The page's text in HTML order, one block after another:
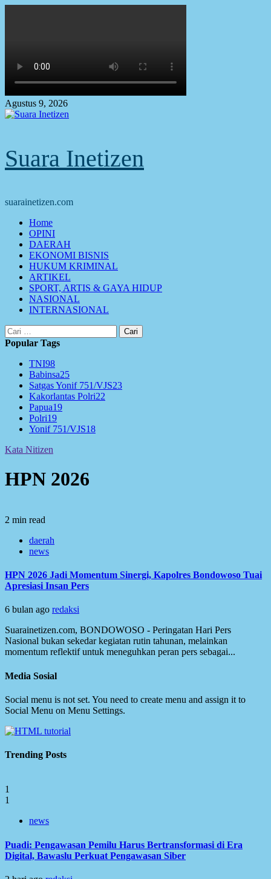
Agustus 9, 2026
Suara Inetizen
suarainetizen.com
Primary
Menu
Home
OPINI
DAERAH
EKONOMI BISNIS
HUKUM KRIMINAL
ARTIKEL
SPORT, ARTIS & GAYA HIDUP
NASIONAL
INTERNASIONAL
Cari
untuk:
Popular Tags
TNI98
Babinsa25
Satgas Yonif 751/VJS23
Kakorlantas Polri22
Papua19
Polri19
Yonif 751/VJS18
Kata Nitizen
HPN 2026
2 min read
daerah
news
HPN 2026 Jadi Momentum Sinergi, Kapolres Bondowoso Tuai
Apresiasi Insan Pers
6 bulan ago redaksi
Suarainetizen.com, BONDOWOSO - Peringatan Hari Pers
Nasional bukan sekedar kegiatan rutin tahunan, melainkan
momentum reflektif untuk meneguhkan peran pers sebagai...
Media Sosial
Social menu is not set. You need to create menu and assign it to
Social Menu on Menu Settings.
Trending Posts
1
1
news
Puadi: Pengawasan Pemilu Harus Bertransformasi di Era
Digital, Bawaslu Perkuat Pengawasan Siber